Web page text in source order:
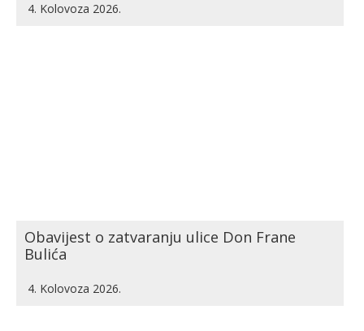
4. Kolovoza 2026.
Obavijest o zatvaranju ulice Don Frane
Bulića
4. Kolovoza 2026.